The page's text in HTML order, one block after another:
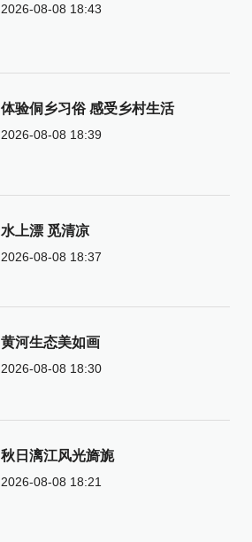
2026-08-08 18:43
体验侗乡习俗 感受乡村生活
2026-08-08 18:39
水上漂 觅清凉
2026-08-08 18:37
黄河生态美如画
2026-08-08 18:30
秋日漓江风光旖旎
2026-08-08 18:21